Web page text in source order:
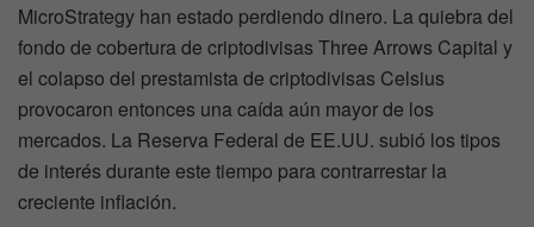
MicroStrategy han estado perdiendo dinero. La quiebra del
fondo de cobertura de criptodivisas Three Arrows Capital y
el colapso del prestamista de criptodivisas Celsius
provocaron entonces una caída aún mayor de los
mercados. La Reserva Federal de EE.UU. subió los tipos
de interés durante este tiempo para contrarrestar la
creciente inflación.